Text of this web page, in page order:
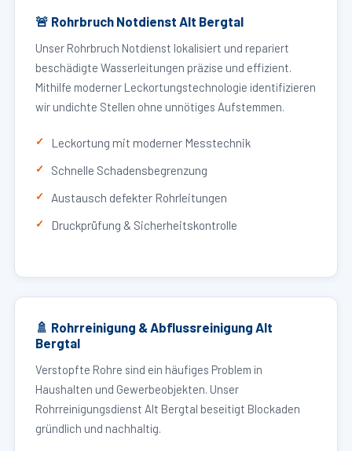
🚨 Rohrbruch Notdienst Alt Bergtal
Unser Rohrbruch Notdienst lokalisiert und repariert
beschädigte Wasserleitungen präzise und effizient.
Mithilfe moderner Leckortungstechnologie identifizieren
wir undichte Stellen ohne unnötiges Aufstemmen.
Leckortung mit moderner Messtechnik
Schnelle Schadensbegrenzung
Austausch defekter Rohrleitungen
Druckprüfung & Sicherheitskontrolle
🚿 Rohrreinigung & Abflussreinigung Alt
Bergtal
Verstopfte Rohre sind ein häufiges Problem in
Haushalten und Gewerbeobjekten. Unser
Rohrreinigungsdienst Alt Bergtal beseitigt Blockaden
gründlich und nachhaltig.